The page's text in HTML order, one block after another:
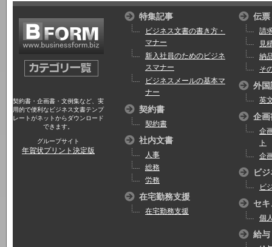
契約書・企画書・文例集など、実
用的で便利なビジネス文書テンプ
レートがネットからダウンロード
できます。
グループサイト
年賀状プリント決定版
特集記事
ビジネス文書の書き方・
マナー
新入社員のためのビジネ
スマナー
ビジネスメールの基本マ
ナー
契約書
契約書
社内文書
人事
総務
労務
在宅勤務支援
在宅勤務支援
伝票
請
見
納
そ
外国
英
企画
企
ト
企
ビ
ビ
セ
個
給与